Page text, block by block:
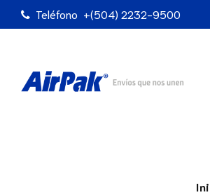
Teléfono +(504) 2232-9500